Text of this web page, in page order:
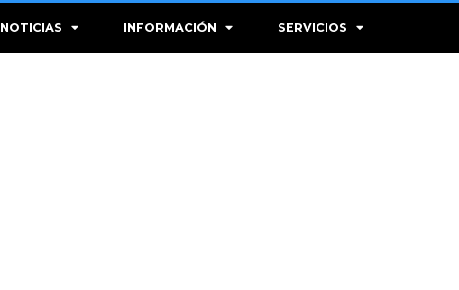
NOTICIAS INFORMACIÓN SERVICIOS